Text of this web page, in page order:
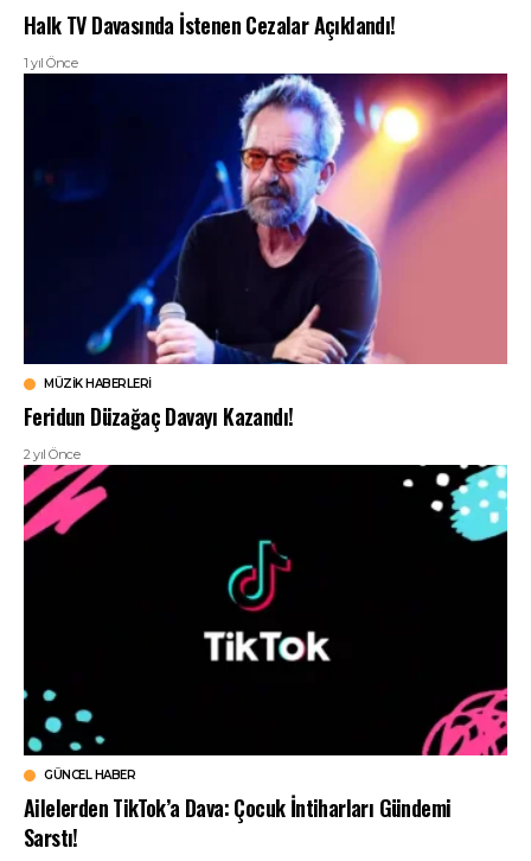
Halk TV Davasında İstenen Cezalar Açıklandı!
1 yıl Önce
MÜZIK HABERLERI
Feridun Düzağaç Davayı Kazandı!
2 yıl Önce
GÜNCEL HABER
Ailelerden TikTok’a Dava: Çocuk İntiharları Gündemi
Sarstı!